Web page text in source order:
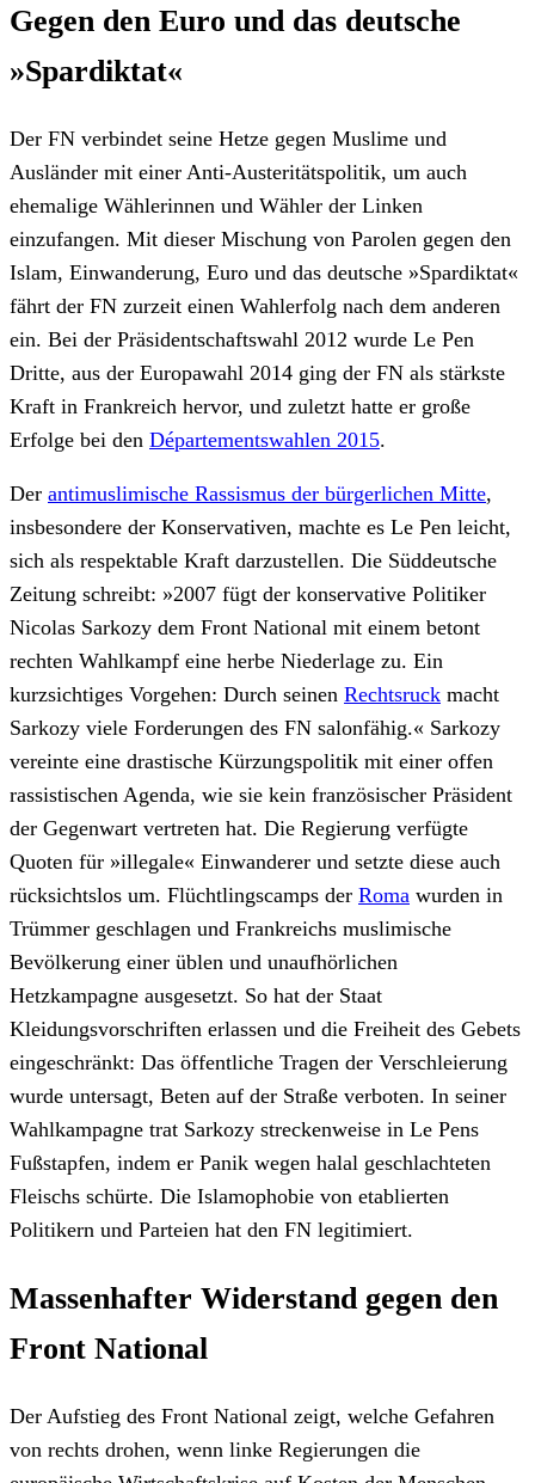
Gegen den Euro und das deutsche
»Spardiktat«
Der FN verbindet seine Hetze gegen Muslime und
Ausländer mit einer Anti-Austeritätspolitik, um auch
ehemalige Wählerinnen und Wähler der Linken
einzufangen. Mit dieser Mischung von Parolen gegen den
Islam, Einwanderung, Euro und das deutsche »Spardiktat«
fährt der FN zurzeit einen Wahlerfolg nach dem anderen
ein. Bei der Präsidentschaftswahl 2012 wurde Le Pen
Dritte, aus der Europawahl 2014 ging der FN als stärkste
Kraft in Frankreich hervor, und zuletzt hatte er große
Erfolge bei den Départementswahlen 2015.
Der antimuslimische Rassismus der bürgerlichen Mitte,
insbesondere der Konservativen, machte es Le Pen leicht,
sich als respektable Kraft darzustellen. Die Süddeutsche
Zeitung schreibt: »2007 fügt der konservative Politiker
Nicolas Sarkozy dem Front National mit einem betont
rechten Wahlkampf eine herbe Niederlage zu. Ein
kurzsichtiges Vorgehen: Durch seinen Rechtsruck macht
Sarkozy viele Forderungen des FN salonfähig.« Sarkozy
vereinte eine drastische Kürzungspolitik mit einer offen
rassistischen Agenda, wie sie kein französischer Präsident
der Gegenwart vertreten hat. Die Regierung verfügte
Quoten für »illegale« Einwanderer und setzte diese auch
rücksichtslos um. Flüchtlingscamps der Roma wurden in
Trümmer geschlagen und Frankreichs muslimische
Bevölkerung einer üblen und unaufhörlichen
Hetzkampagne ausgesetzt. So hat der Staat
Kleidungsvorschriften erlassen und die Freiheit des Gebets
eingeschränkt: Das öffentliche Tragen der Verschleierung
wurde untersagt, Beten auf der Straße verboten. In seiner
Wahlkampagne trat Sarkozy streckenweise in Le Pens
Fußstapfen, indem er Panik wegen halal geschlachteten
Fleischs schürte. Die Islamophobie von etablierten
Politikern und Parteien hat den FN legitimiert.
Massenhafter Widerstand gegen den
Front National
Der Aufstieg des Front National zeigt, welche Gefahren
von rechts drohen, wenn linke Regierungen die